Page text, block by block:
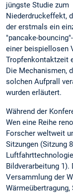
jüngste Studie zum
Niederdruckeffekt,
der erstmals ein
"pancake-
einer beispiellosen
Tropfenkontaktzeit
Die Mechanismen,
solchen Aufprall
wurden erläutert.
Während der
Wen eine Reihe
Forscher weltweit
Sitzungen (Sitzung
Bildverarbeitung 1).
Versammlung der